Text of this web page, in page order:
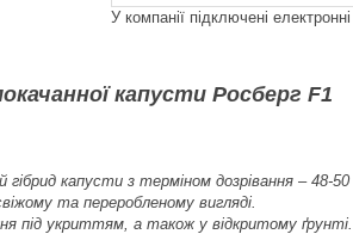
У компанії підключені
капусти Росберг F1
капусти з терміном дозрівання – 48-50
та переробленому вигляді.
під укриттям, а також у відкритому ґрунті.